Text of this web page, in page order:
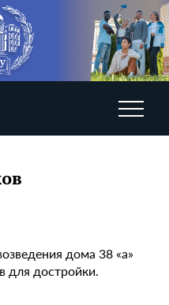
дома 38 «а»
для достройки.